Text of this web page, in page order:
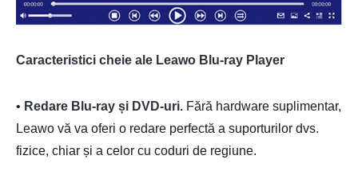
Caracteristici cheie ale Leawo Blu-ray Player
• Redare Blu-ray și DVD-uri. Fără hardware suplimentar,
Leawo vă va oferi o redare perfectă a suporturilor dvs.
fizice, chiar și a celor cu coduri de regiune.